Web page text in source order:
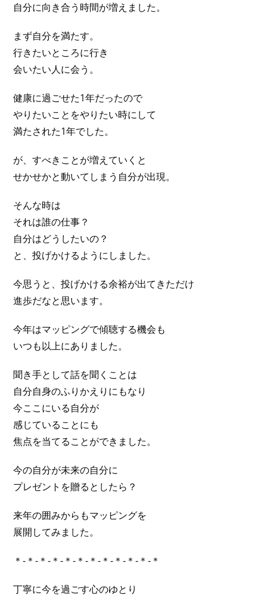
自分に向き合う時間が増えました。
まず自分を満たす。
行きたいところに行き
会いたい人に会う。
健康に過ごせた1年だったので
やりたいことをやりたい時にして
満たされた1年でした。
が、すべきことが増えていくと
せかせかと動いてしまう自分が出現。
そんな時は
それは誰の仕事？
自分はどうしたいの？
と、投げかけるようにしました。
今思うと、投げかける余裕が出てきただけ
進歩だなと思います。
今年はマッピングで傾聴する機会も
いつも以上にありました。
聞き手として話を聞くことは
自分自身のふりかえりにもなり
今ここにいる自分が
感じていることにも
焦点を当てることができました。
今の自分が未来の自分に
プレゼントを贈るとしたら？
来年の囲みからもマッピングを
展開してみました。
＊-＊-＊-＊-＊-＊-＊-＊-＊-＊-＊-＊
丁寧に今を過ごす心のゆとり